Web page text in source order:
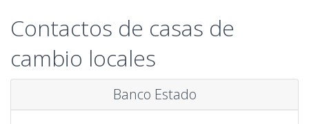
Contactos de casas de
cambio locales
Banco Estado